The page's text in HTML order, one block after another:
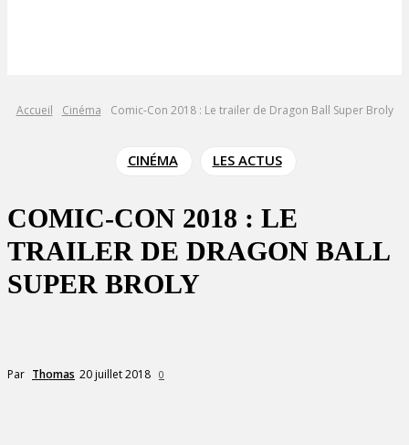
Accueil Cinéma Comic-Con 2018 : Le trailer de Dragon Ball Super Broly
CINÉMA LES ACTUS
COMIC-CON 2018 : LE
TRAILER DE DRAGON BALL
SUPER BROLY
Par Thomas 20 juillet 2018 0